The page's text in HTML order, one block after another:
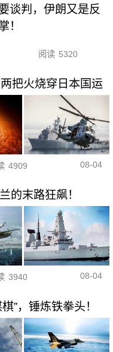
谈判，伊朗又是反
！
阅读 5320
把火烧穿日本国运
4909 08-04
的末路狂飙！
3940 08-04
”，锤炼铁拳头！